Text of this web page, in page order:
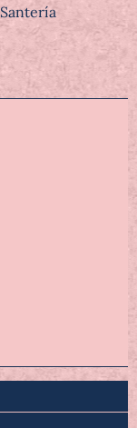
Santería